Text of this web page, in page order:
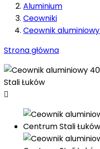
Aluminium
Ceowniki
Ceownik
Strona główna
